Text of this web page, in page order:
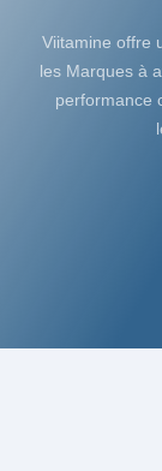
Viitamine offre
les Marques à
performance